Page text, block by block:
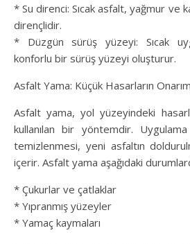
* Su direnci: Sıcak asfalt, yağmur ve
dirençlidir.
* Düzgün sürüş yüzeyi: Sıcak
konforlu bir sürüş yüzeyi oluşturur.
Asfalt Yama: Küçük Hasarların
Asfalt yama, yol yüzeyindeki
kullanılan bir yöntemdir.
temizlenmesi, yeni asfaltın
içerir. Asfalt yama aşağıdaki
* Çukurlar ve çatlaklar
* Yıpranmış yüzeyler
* Yamaç kaymaları